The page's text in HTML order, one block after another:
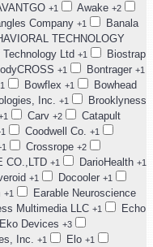
+1 Awake +2
Company +1 Banala
TECHNOLOGY
Technology Ltd +1 Biostrap
+1 Bontrager +1
Bowflex +1
Bowhead
Inc. +1 Brooklyness
Carv +2
Catapult
Coodwell Co. +1
Crossrope +2
CO.,LTD +1 DarioHealth +1
+1 Docooler +1
+1
Earable Neuroscience
Multimedia LLC +1
Echo
Eko Devices +3
Inc. +1 Elo +1